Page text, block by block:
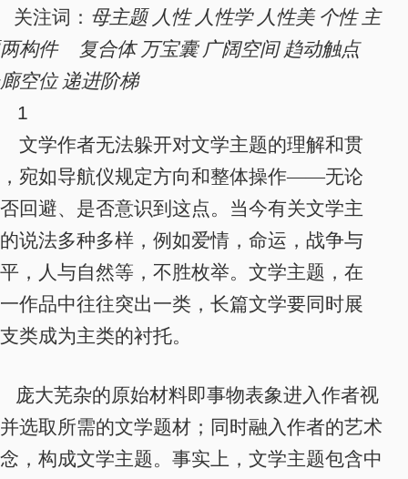
关注词： 母主题 人性 人性学 人性美 个性 主
构件
复合体 万宝囊 广阔空间 趋动触点
空位 递进阶梯
1
作者无法躲开对文学主题的理解和贯
宛如导航仪规定方向和整体操作——无论
回避、是否意识到这点。当今有关文学主
说法多种多样，例如爱情，命运，战争与
，人与自然等，不胜枚举。文学主题，在
作品中往往突出一类，长篇文学要同时展
类成为主类的衬托。
庞大芜杂的原始材料即事物表象进入作者视
选取所需的文学题材；同时融入作者的艺术
，构成文学主题。事实上， 文学主题包含中